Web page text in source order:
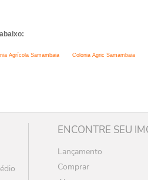
Agrícola Samambaia Colonia Agric Samambaia
ENCONTRE SEU
Lançamento
Comprar